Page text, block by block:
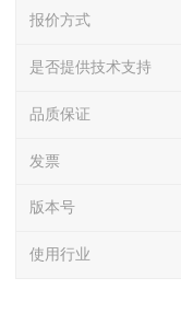
报价方式
是否提供技术支持
品质保证
发票
版本号
使用行业